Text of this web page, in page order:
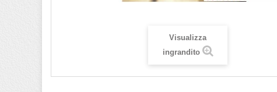
Visualizza
ingrandito